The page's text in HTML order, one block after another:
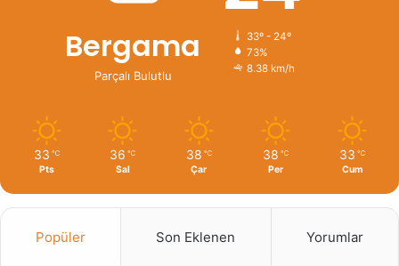
Bergama
Parçalı Bulutlu
33º - 24º
73%
8.38 km/h
33 ℃
Pts
36 ℃
Sal
38 ℃
Çar
38 ℃
Per
33 ℃
Cum
Popüler Son Eklenen Yorumlar